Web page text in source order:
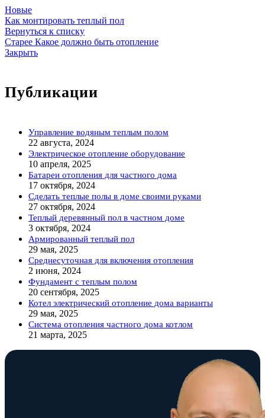
Новые
Как монтировать теплый пол
Вернуться к списку
Старее Какое должно быть отопление
Закрыть
Публикации
Управление водяным теплым полом
22 августа, 2024
Электрическое отопление оборудование
10 апреля, 2025
Батареи отопления для частного дома
17 октября, 2024
Сделать теплые полы в доме своими руками
27 октября, 2024
Теплый деревянный пол в частном доме
3 октября, 2024
Армированный теплый пол
29 мая, 2025
Среднесуточная для включения отопления
2 июня, 2024
Фундамент с теплым полом
20 сентября, 2025
Котел электрический отопление дома варианты
29 мая, 2025
Система отопления частного дома котлом
21 марта, 2025